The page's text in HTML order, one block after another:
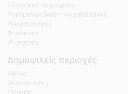
Πλαστικός Χειρουργός
Πνευμονολόγος - Φυματιολόγος
Ρευματολόγος
Φυσίατρος
Ψυχίατρος
Δημοφιλείς περιοχές
Αθήνα
Θεσσαλονίκη
Πειραιάς